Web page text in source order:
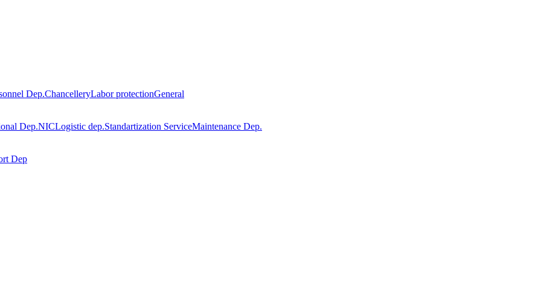
Dep.ChancelleryLabor protectionGeneral
Dep.NICLogistic dep.Standartization ServiceMaintenance Dep.
Dep